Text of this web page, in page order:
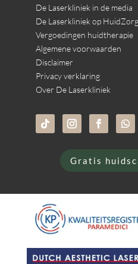
De Laserkliniek in de media
De Laserkliniek op
Vergoedingen huidtherapie
Algemene voorwaarden
Disclaimer
Privacy verklaring
Over De Laserkliniek
Gratis